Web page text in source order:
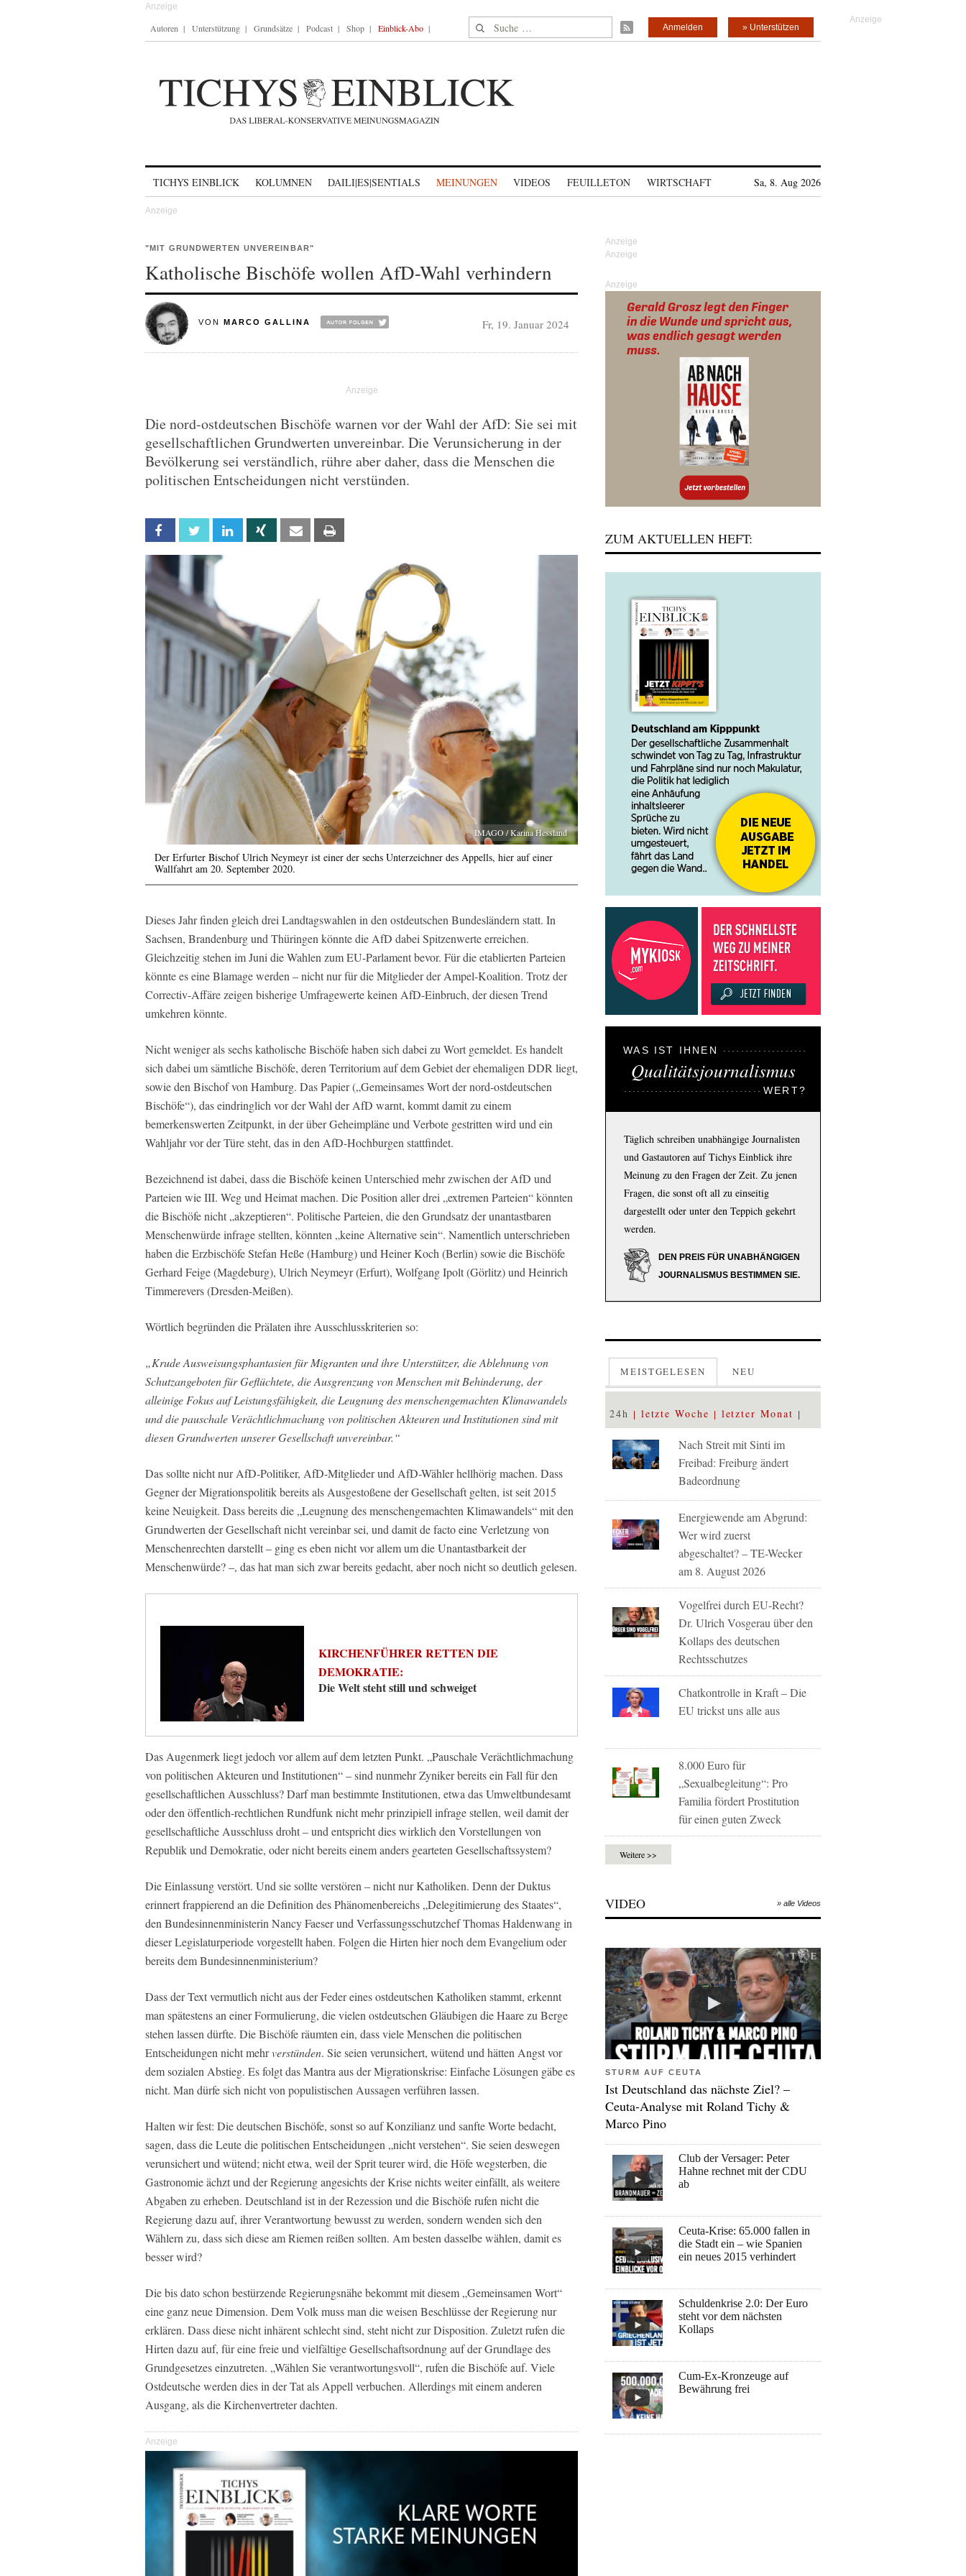
Autoren Unterstützung Grundsätze Podcast Shop Einblick-Abo Suche nach: » Unterstützen
Anmelden
TICHYS EINBLICK KOLUMNEN DAILI|ES|SENTIALS MEINUNGEN VIDEOS FEUILLETON WIRTSCHAFT Sa, 8. Aug 2026
"MIT GRUNDWERTEN UNVEREINBAR"
Katholische Bischöfe wollen AfD-Wahl verhindern
VON MARCO GALLINA Fr, 19. Januar 2024
Die nord-ostdeutschen Bischöfe warnen vor der Wahl der AfD: Sie sei mit
gesellschaftlichen Grundwerten unvereinbar. Die Verunsicherung in der
Bevölkerung sei verständlich, rühre aber daher, dass die Menschen die
politischen Entscheidungen nicht verstünden.
Facebook Twitter Linkedin Xing Email
IMAGO / Karina Hessland
Der Erfurter Bischof Ulrich Neymeyr ist einer der sechs Unterzeichner des Appells, hier auf einer
Wallfahrt am 20. September 2020.
Dieses Jahr finden gleich drei Landtagswahlen in den ostdeutschen Bundesländern statt. In
Sachsen, Brandenburg und Thüringen könnte die AfD dabei Spitzenwerte erreichen.
Gleichzeitig stehen im Juni die Wahlen zum EU-Parlament bevor. Für die etablierten Parteien
könnte es eine Blamage werden – nicht nur für die Mitglieder der Ampel-Koalition. Trotz der
Correctiv-Affäre zeigen bisherige Umfragewerte keinen AfD-Einbruch, der diesen Trend
umkehren könnte.
Nicht weniger als sechs katholische Bischöfe haben sich dabei zu Wort gemeldet. Es handelt
sich dabei um sämtliche Bischöfe, deren Territorium auf dem Gebiet der ehemaligen DDR liegt,
sowie den Bischof von Hamburg. Das Papier („Gemeinsames Wort der nord-ostdeutschen
Bischöfe“), das eindringlich vor der Wahl der AfD warnt, kommt damit zu einem
bemerkenswerten Zeitpunkt, in der über Geheimpläne und Verbote gestritten wird und ein
Wahljahr vor der Türe steht, das in den AfD-Hochburgen stattfindet.
Bezeichnend ist dabei, dass die Bischöfe keinen Unterschied mehr zwischen der AfD und
Parteien wie III. Weg und Heimat machen. Die Position aller drei „extremen Parteien“ könnten
die Bischöfe nicht „akzeptieren“. Politische Parteien, die den Grundsatz der unantastbaren
Menschenwürde infrage stellten, könnten „keine Alternative sein“. Namentlich unterschrieben
haben die Erzbischöfe Stefan Heße (Hamburg) und Heiner Koch (Berlin) sowie die Bischöfe
Gerhard Feige (Magdeburg), Ulrich Neymeyr (Erfurt), Wolfgang Ipolt (Görlitz) und Heinrich
Timmerevers (Dresden-Meißen).
Wörtlich begründen die Prälaten ihre Ausschlusskriterien so:
„Krude Ausweisungsphantasien für Migranten und ihre Unterstützer, die Ablehnung von
Schutzangeboten für Geflüchtete, die Ausgrenzung von Menschen mit Behinderung, der
alleinige Fokus auf Leistungsfähigkeit, die Leugnung des menschengemachten Klimawandels
und die pauschale Verächtlichmachung von politischen Akteuren und Institutionen sind mit
diesen Grundwerten unserer Gesellschaft unvereinbar.“
Das sollte nicht nur AfD-Politiker, AfD-Mitglieder und AfD-Wähler hellhörig machen. Dass
Gegner der Migrationspolitik bereits als Ausgestoßene der Gesellschaft gelten, ist seit 2015
keine Neuigkeit. Dass bereits die „Leugnung des menschengemachten Klimawandels“ mit den
Grundwerten der Gesellschaft nicht vereinbar sei, und damit de facto eine Verletzung von
Menschenrechten darstellt – ging es eben nicht vor allem um die Unantastbarkeit der
Menschenwürde? –, das hat man sich zwar bereits gedacht, aber noch nicht so deutlich gelesen.
KIRCHENFÜHRER RETTEN DIE
DEMOKRATIE:
Die Welt steht still und schweiget
Das Augenmerk liegt jedoch vor allem auf dem letzten Punkt. „Pauschale Verächtlichmachung
von politischen Akteuren und Institutionen“ – sind nunmehr Zyniker bereits ein Fall für den
gesellschaftlichen Ausschluss? Darf man bestimmte Institutionen, etwa das Umweltbundesamt
oder den öffentlich-rechtlichen Rundfunk nicht mehr prinzipiell infrage stellen, weil damit der
gesellschaftliche Ausschluss droht – und entspricht dies wirklich den Vorstellungen von
Republik und Demokratie, oder nicht bereits einem anders gearteten Gesellschaftssystem?
Die Einlassung verstört. Und sie sollte verstören – nicht nur Katholiken. Denn der Duktus
erinnert frappierend an die Definition des Phänomenbereichs „Delegitimierung des Staates“,
den Bundesinnenministerin Nancy Faeser und Verfassungsschutzchef Thomas Haldenwang in
dieser Legislaturperiode vorgestellt haben. Folgen die Hirten hier noch dem Evangelium oder
bereits dem Bundesinnenministerium?
Dass der Text vermutlich nicht aus der Feder eines ostdeutschen Katholiken stammt, erkennt
man spätestens an einer Formulierung, die vielen ostdeutschen Gläubigen die Haare zu Berge
stehen lassen dürfte. Die Bischöfe räumten ein, dass viele Menschen die politischen
Entscheidungen nicht mehrverstünden. Sie seien verunsichert, wütend und hätten Angst vor
dem sozialen Abstieg. Es folgt das Mantra aus der Migrationskrise: Einfache Lösungen gäbe es
nicht. Man dürfe sich nicht von populistischen Aussagen verführen lassen.
Halten wir fest: Die deutschen Bischöfe, sonst so auf Konzilianz und sanfte Worte bedacht,
sagen, dass die Leute die politischen Entscheidungen „nicht verstehen“. Sie seien deswegen
verunsichert und wütend; nicht etwa, weil der Sprit teurer wird, die Höfe wegsterben, die
Gastronomie ächzt und der Regierung angesichts der Krise nichts weiter einfällt, als weitere
Abgaben zu erheben. Deutschland ist in der Rezession und die Bischöfe rufen nicht die
Regierung dazu auf, ihrer Verantwortung bewusst zu werden, sondern wenden sich den
Wählern zu, dass sich diese am Riemen reißen sollten. Am besten dasselbe wählen, damit es
besser wird?
Die bis dato schon bestürzende Regierungsnähe bekommt mit diesem „Gemeinsamen Wort“
eine ganz neue Dimension. Dem Volk muss man die weisen Beschlüsse der Regierung nur
erklären. Dass diese nicht inhärent schlecht sind, steht nicht zur Disposition. Zuletzt rufen die
Hirten dazu auf, für eine freie und vielfältige Gesellschaftsordnung auf der Grundlage des
Grundgesetzes einzutreten. „Wählen Sie verantwortungsvoll“, rufen die Bischöfe auf. Viele
Ostdeutsche werden dies in der Tat als Appell verbuchen. Allerdings mit einem anderen
Ausgang, als die Kirchenvertreter dachten.
Anzeige
Anzeige
ZUM AKTUELLEN HEFT:
WAS IST IHNEN
Qualitätsjournalismus
WERT?
Täglich schreiben unabhängige Journalisten
und Gastautoren auf Tichys Einblick ihre
Meinung zu den Fragen der Zeit. Zu jenen
Fragen, die sonst oft all zu einseitig
dargestellt oder unter den Teppich gekehrt
werden.
DEN PREIS FÜR UNABHÄNGIGEN
JOURNALISMUS BESTIMMEN SIE.
MEISTGELESEN NEU
24h letzte Woche letzter Monat
Nach Streit mit Sinti im
Freibad: Freiburg ändert
Badeordnung
Energiewende am Abgrund:
Wer wird zuerst
abgeschaltet? – TE-Wecker
am 8. August 2026
Vogelfrei durch EU-Recht?
Dr. Ulrich Vosgerau über den
Kollaps des deutschen
Rechtsschutzes
Chatkontrolle in Kraft – Die
EU trickst uns alle aus
8.000 Euro für
„Sexualbegleitung“: Pro
Familia fördert Prostitution
für einen guten Zweck
Weitere >>
VIDEO » alle Videos
STURM AUF CEUTA
Ist Deutschland das nächste Ziel? –
Ceuta-Analyse mit Roland Tichy &
Marco Pino
Club der Versager: Peter
Hahne rechnet mit der CDU
ab
Ceuta-Krise: 65.000 fallen in
die Stadt ein – wie Spanien
ein neues 2015 verhindert
Schuldenkrise 2.0: Der Euro
steht vor dem nächsten
Kollaps
Cum-Ex-Kronzeuge auf
Bewährung frei